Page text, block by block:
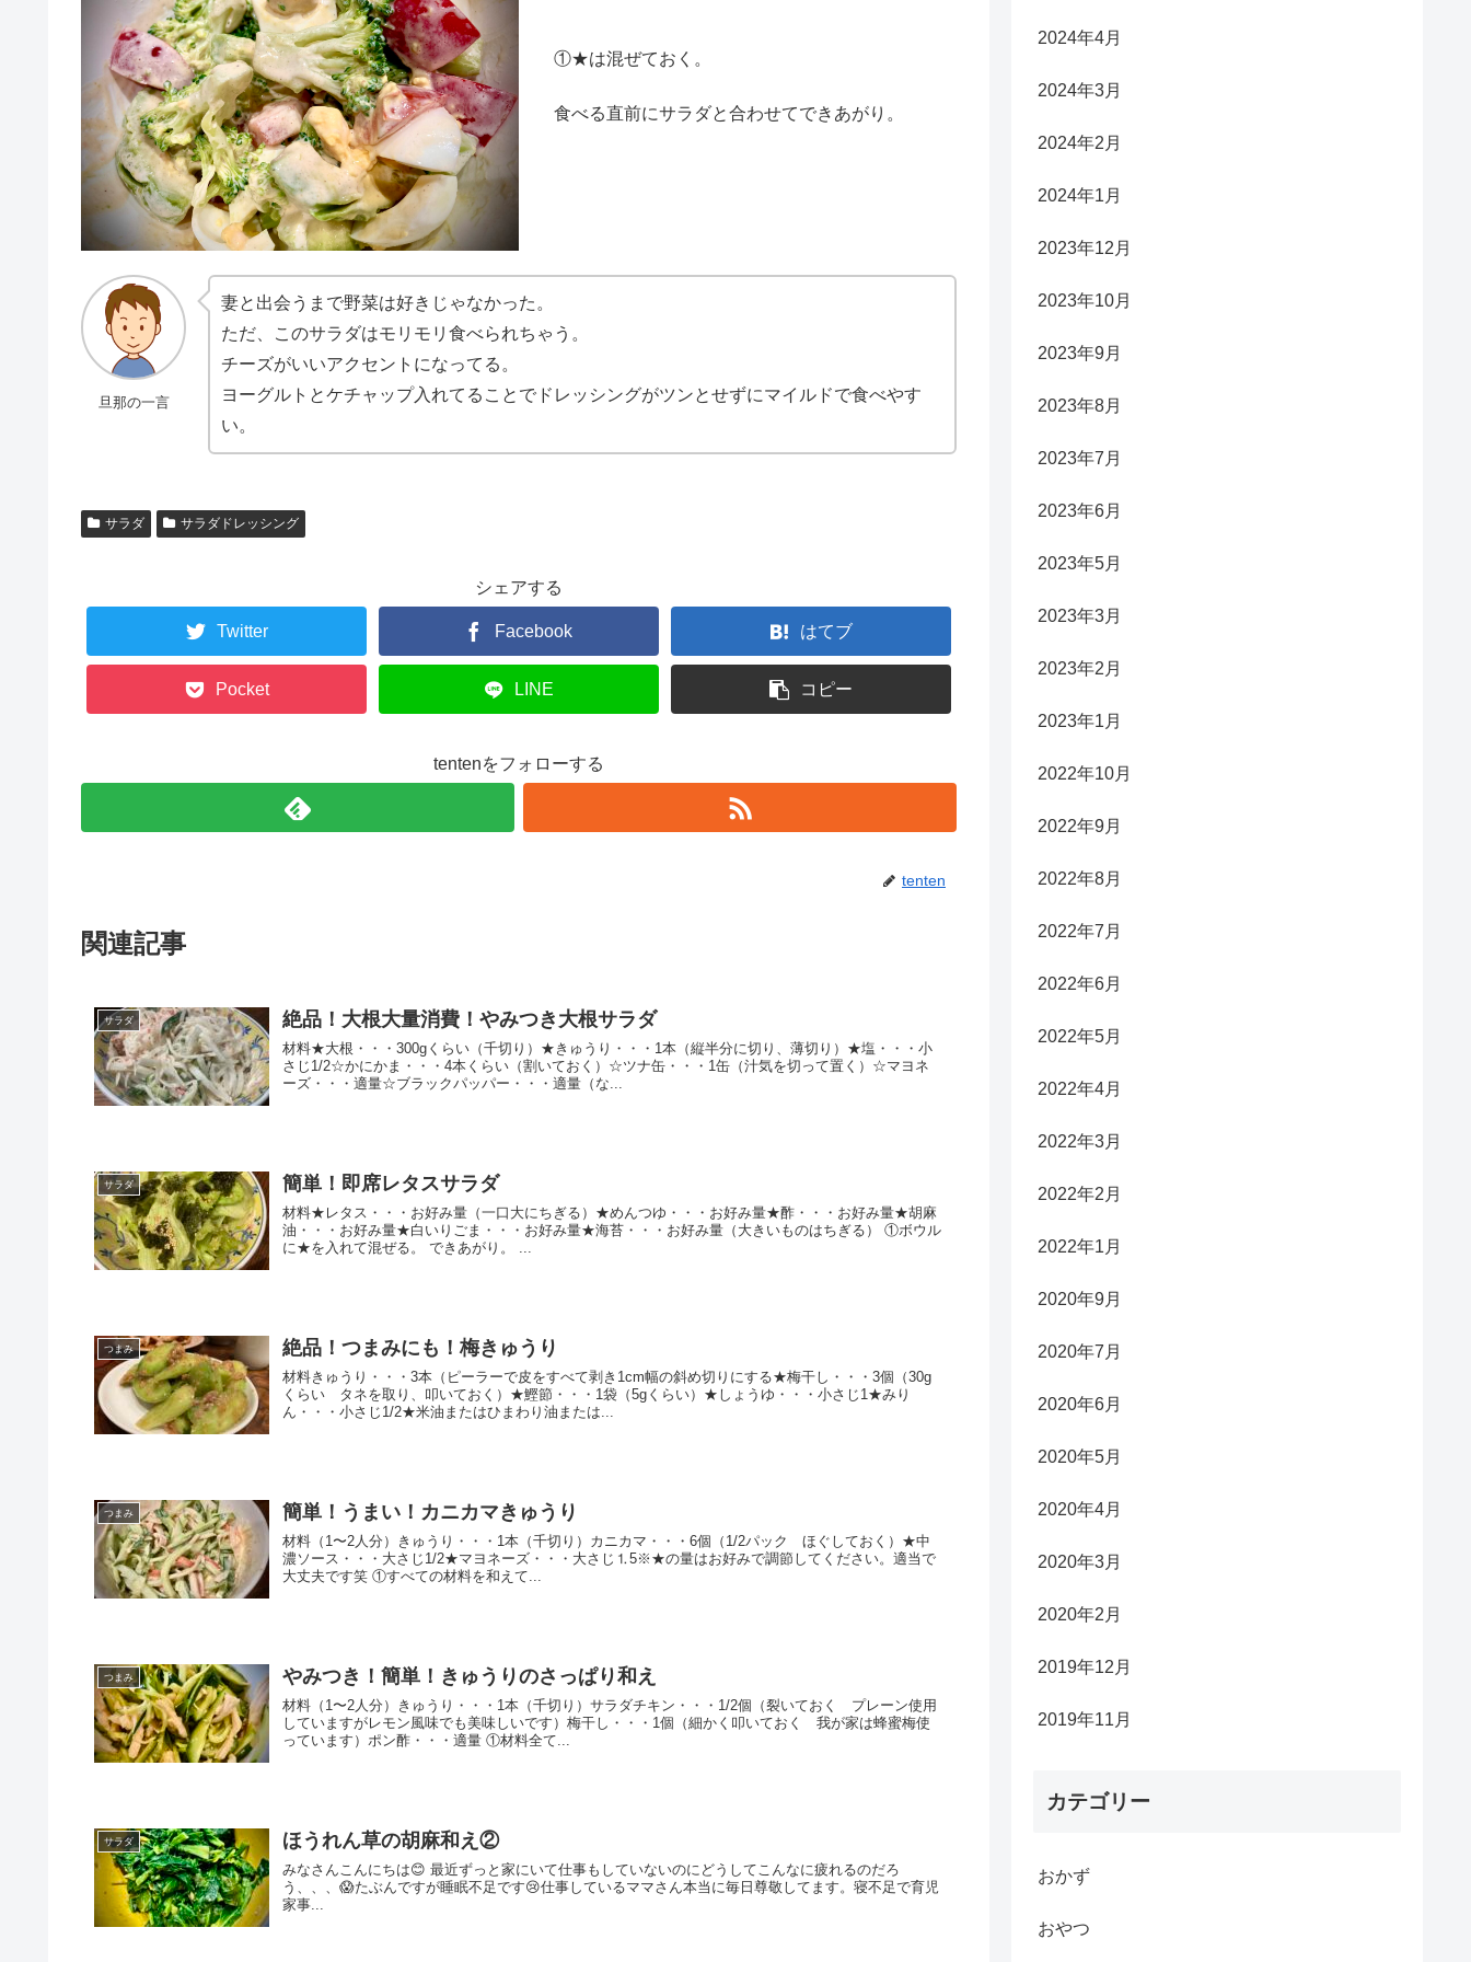
①★は混ぜておく。
食べる直前にサラダと合わせてできあがり。
旦那の一言
妻と出会うまで野菜は好きじゃなかった。
ただ、このサラダはモリモリ食べられちゃう。
チーズがいいアクセントになってる。
ヨーグルトとケチャップ入れてることでドレッシングがツンとせずにマイルドで食べやす
い。
サラダ サラダドレッシング
シェアする
Twitter Facebook はてブ
Pocket LINE コピー
tentenをフォローする
tenten
関連記事
サラダ 絶品！大根大量消費！やみつき大根サラダ
材料★大根・・・300gくらい（千切り）★きゅうり・・・1本（縦半分に切り、薄切り）★塩・・・小
さじ1/2☆かにかま・・・4本くらい（割いておく）☆ツナ缶・・・1缶（汁気を切って置く）☆マヨネ
ーズ・・・適量☆ブラックパッパー・・・適量（な...
サラダ 簡単！即席レタスサラダ
材料★レタス・・・お好み量（一口大にちぎる）★めんつゆ・・・お好み量★酢・・・お好み量★胡麻
油・・・お好み量★白いりごま・・・お好み量★海苔・・・お好み量（大きいものはちぎる） ①ボウル
に★を入れて混ぜる。 できあがり。 ...
つまみ 絶品！つまみにも！梅きゅうり
材料きゅうり・・・3本（ピーラーで皮をすべて剥き1cm幅の斜め切りにする★梅干し・・・3個（30g
くらい タネを取り、叩いておく）★鰹節・・・1袋（5gくらい）★しょうゆ・・・小さじ1★みり
ん・・・小さじ1/2★米油またはひまわり油または...
つまみ 簡単！うまい！カニカマきゅうり
材料（1〜2人分）きゅうり・・・1本（千切り）カニカマ・・・6個（1/2パック ほぐしておく）★中
濃ソース・・・大さじ1/2★マヨネーズ・・・大さじ⒈5※★の量はお好みで調節してください。適当で
大丈夫です笑 ①すべての材料を和えて...
つまみ やみつき！簡単！きゅうりのさっぱり和え
材料（1〜2人分）きゅうり・・・1本（千切り）サラダチキン・・・1/2個（裂いておく プレーン使用
していますがレモン風味でも美味しいです）梅干し・・・1個（細かく叩いておく 我が家は蜂蜜梅使
っています）ポン酢・・・適量 ①材料全て...
サラダ ほうれん草の胡麻和え②
みなさんこんにちは😊 最近ずっと家にいて仕事もしていないのにどうしてこんなに疲れるのだろ
う、、、😱たぶんですが睡眠不足です😢仕事しているママさん本当に毎日尊敬してます。寝不足で育児
家事...
2024年4月
2024年3月
2024年2月
2024年1月
2023年12月
2023年10月
2023年9月
2023年8月
2023年7月
2023年6月
2023年5月
2023年3月
2023年2月
2023年1月
2022年10月
2022年9月
2022年8月
2022年7月
2022年6月
2022年5月
2022年4月
2022年3月
2022年2月
2022年1月
2020年9月
2020年7月
2020年6月
2020年5月
2020年4月
2020年3月
2020年2月
2019年12月
2019年11月
カテゴリー
おかず
おやつ